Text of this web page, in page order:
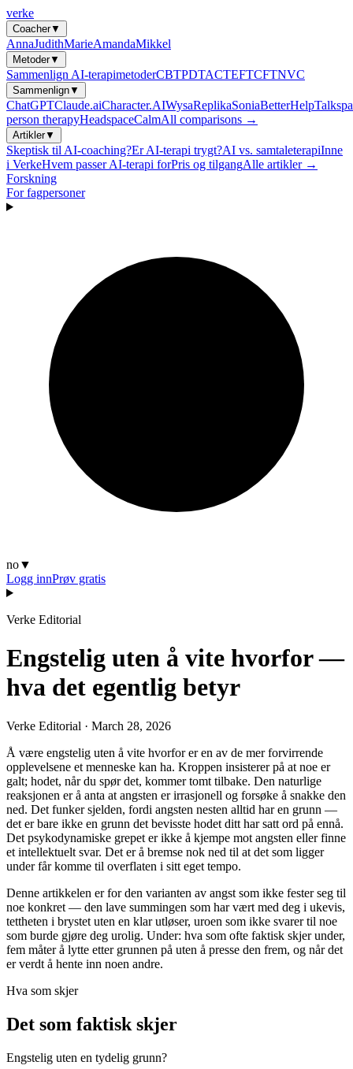
verke
Coacher▼
AnnaJudithMarieAmandaMikkel
Metoder▼
Sammenlign AI-terapimetoderCBTPDTACTEFTCFTNVC
Sammenlign▼
ChatGPTClaude.aiCharacter.AIWysaReplikaSoniaBetterHelp
person therapyHeadspaceCalmAll comparisons →
Artikler▼
Skeptisk til AI-coaching?Er AI-terapi trygt?AI vs. samtaleterapiInne
i VerkeHvem passer AI-terapi forPris og tilgangAlle artikler →
Forskning
For fagpersoner
no▼
Logg innPrøv gratis
Verke Editorial
Engstelig uten å vite hvorfor —
hva det egentlig betyr
Verke Editorial · March 28, 2026
Å være engstelig uten å vite hvorfor er en av de mer forvirrende
opplevelsene et menneske kan ha. Kroppen insisterer på at noe er
galt; hodet, når du spør det, kommer tomt tilbake. Den naturlige
reaksjonen er å anta at angsten er irrasjonell og forsøke å snakke den
ned. Det funker sjelden, fordi angsten nesten alltid har en grunn —
det er bare ikke en grunn det bevisste hodet ditt har satt ord på ennå.
Det psykodynamiske grepet er ikke å kjempe mot angsten eller finne
et intellektuelt svar. Det er å bremse nok ned til at det som ligger
under får komme til overflaten i sitt eget tempo.
Denne artikkelen er for den varianten av angst som ikke fester seg til
noe konkret — den lave summingen som har vært med deg i ukevis,
tettheten i brystet uten en klar utløser, uroen som ikke svarer til noe
som burde gjøre deg urolig. Under: hva som ofte faktisk skjer under,
fem måter å lytte etter grunnen på uten å presse den frem, og når det
er verdt å hente inn noen andre.
Hva som skjer
Det som faktisk skjer
Engstelig uten en tydelig grunn?